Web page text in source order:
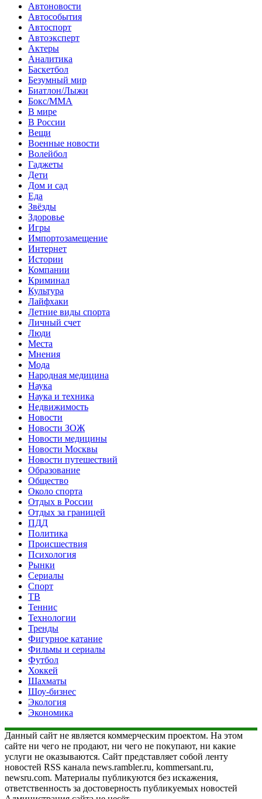
Автоновости
Автособытия
Автоспорт
Автоэксперт
Актеры
Аналитика
Баскетбол
Безумный мир
Биатлон/Лыжи
Бокс/MMA
В мире
В России
Вещи
Военные новости
Волейбол
Гаджеты
Дети
Дом и сад
Еда
Звёзды
Здоровье
Игры
Импортозамещение
Интернет
Истории
Компании
Криминал
Культура
Лайфхаки
Летние виды спорта
Личный счет
Люди
Места
Мнения
Мода
Народная медицина
Наука
Наука и техника
Недвижимость
Новости
Новости ЗОЖ
Новости медицины
Новости Москвы
Новости путешествий
Образование
Общество
Около спорта
Отдых в России
Отдых за границей
ПДД
Политика
Происшествия
Психология
Рынки
Сериалы
Спорт
ТВ
Теннис
Технологии
Тренды
Фигурное катание
Фильмы и сериалы
Футбол
Хоккей
Шахматы
Шоу-бизнес
Экология
Экономика
Данный сайт не является коммерческим проектом. На этом
сайте ни чего не продают, ни чего не покупают, ни какие
услуги не оказываются. Сайт представляет собой ленту
новостей RSS канала news.rambler.ru, kommersant.ru,
newsru.com. Материалы публикуются без искажения,
ответственность за достоверность публикуемых новостей